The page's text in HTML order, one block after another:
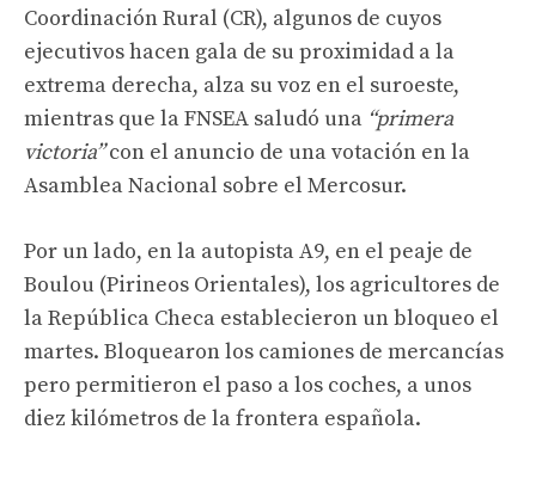
Coordinación Rural (CR), algunos de cuyos
ejecutivos hacen gala de su proximidad a la
extrema derecha, alza su voz en el suroeste,
mientras que la FNSEA saludó una “primera
victoria”con el anuncio de una votación en la
Asamblea Nacional sobre el Mercosur.
Por un lado, en la autopista A9, en el peaje de
Boulou (Pirineos Orientales), los agricultores de
la República Checa establecieron un bloqueo el
martes. Bloquearon los camiones de mercancías
pero permitieron el paso a los coches, a unos
diez kilómetros de la frontera española.